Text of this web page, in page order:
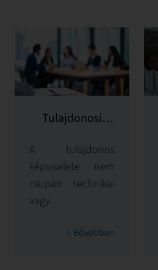
Tulajdonosi
A tulajdonos
képviselete nem
csupán technikai
vagy
funkció – ez
Bővebben